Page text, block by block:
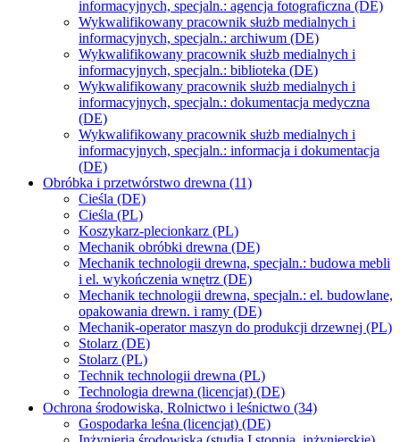
informacyjnych, specjaln.: agencja fotograficzna (DE)
Wykwalifikowany pracownik służb medialnych i
informacyjnych, specjaln.: archiwum (DE)
Wykwalifikowany pracownik służb medialnych i
informacyjnych, specjaln.: biblioteka (DE)
Wykwalifikowany pracownik służb medialnych i
informacyjnych, specjaln.: dokumentacja medyczna
(DE)
Wykwalifikowany pracownik służb medialnych i
informacyjnych, specjaln.: informacja i dokumentacja
(DE)
Obróbka i przetwórstwo drewna (11)
Cieśla (DE)
Cieśla (PL)
Koszykarz-plecionkarz (PL)
Mechanik obróbki drewna (DE)
Mechanik technologii drewna, specjaln.: budowa mebli
i el. wykończenia wnętrz (DE)
Mechanik technologii drewna, specjaln.: el. budowlane,
opakowania drewn. i ramy (DE)
Mechanik-operator maszyn do produkcji drzewnej (PL)
Stolarz (DE)
Stolarz (PL)
Technik technologii drewna (PL)
Technologia drewna (licencjat) (DE)
Ochrona środowiska, Rolnictwo i leśnictwo (34)
Gospodarka leśna (licencjat) (DE)